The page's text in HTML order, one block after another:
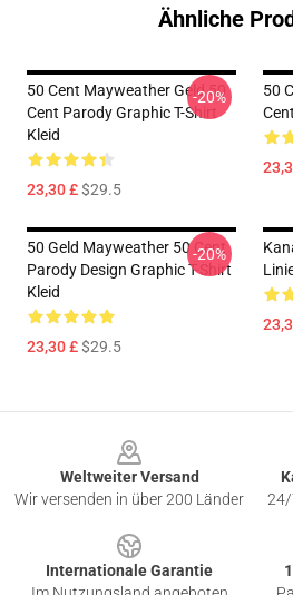
Ähnliche
50 Cent Mayweather Geld 50
Cent Parody Graphic T-Shirt
Kleid
23,30 £$29.5
-20%
50
50 Geld Mayweather 50 Cent
Parody Design Graphic T-Shirt
Kleid
23,30 £$29.5
-20%
Weltweiter Versand
Wir versenden in über 200 Länder
24/
Internationale Garantie